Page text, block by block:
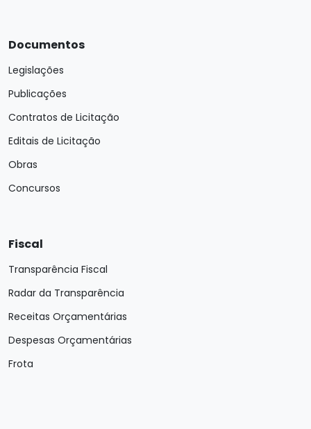
Documentos
Legislações
Publicações
Contratos de Licitação
Editais de Licitação
Obras
Concursos
Fiscal
Transparência Fiscal
Radar da Transparência
Receitas Orçamentárias
Despesas Orçamentárias
Frota